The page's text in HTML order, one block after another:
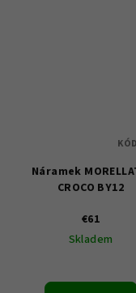
Náramek
CROCO BY12
€61
Skladem